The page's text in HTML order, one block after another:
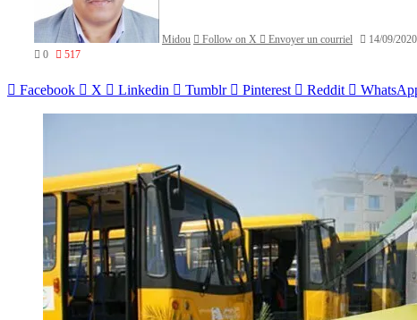
Midou Follow on X Envoyer un courriel
14/09/2020
0
517
Facebook X Linkedin Tumblr Pinterest Reddit